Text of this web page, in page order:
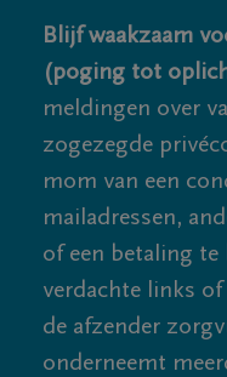
Blijf waakzaam
(poging tot
meldingen over
zogezegde
mom van een
mailadressen,
of een betaling
verdachte links
de afzender
onderneemt